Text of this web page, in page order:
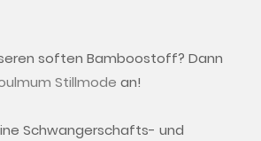
soften Bamboostoff? Dann
Stillmode an!
Schwangerschafts- und